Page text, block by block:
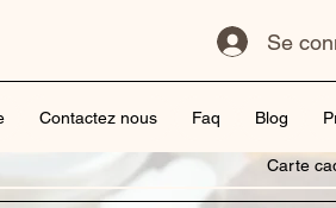
Se
Contactez nous Faq Blog
Carte